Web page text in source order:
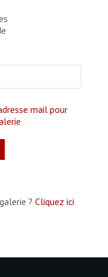
mail pour
? Cliquez ici